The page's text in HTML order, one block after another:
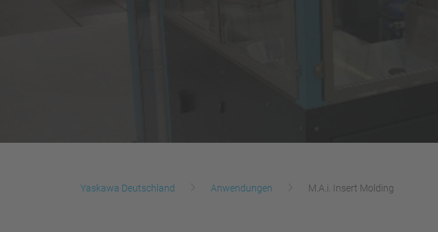
Yaskawa Deutschland Anwendungen M.A.i. Insert Molding